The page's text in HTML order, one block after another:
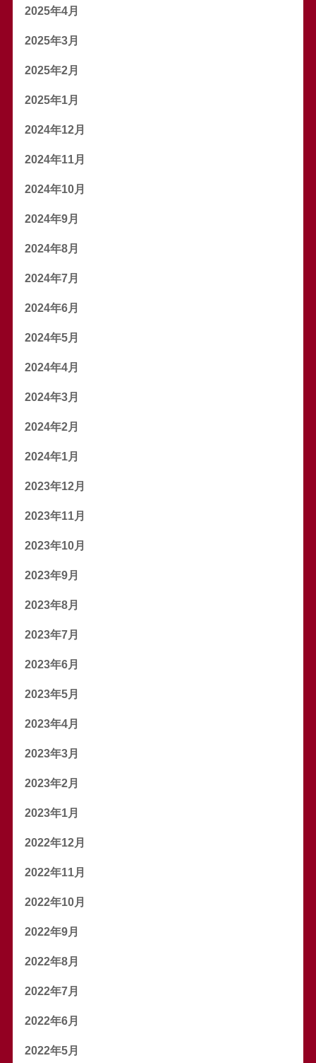
2025年4月
2025年3月
2025年2月
2025年1月
2024年12月
2024年11月
2024年10月
2024年9月
2024年8月
2024年7月
2024年6月
2024年5月
2024年4月
2024年3月
2024年2月
2024年1月
2023年12月
2023年11月
2023年10月
2023年9月
2023年8月
2023年7月
2023年6月
2023年5月
2023年4月
2023年3月
2023年2月
2023年1月
2022年12月
2022年11月
2022年10月
2022年9月
2022年8月
2022年7月
2022年6月
2022年5月